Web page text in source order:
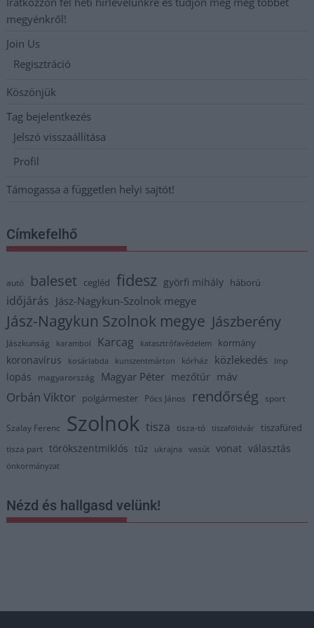
megyénkről!
Join Us
Regisztráció
Köszönjük
Tag bejelentkezés
Jelszó visszaállítása
Profil
Támogassa a független helyi sajtót!
Címkefelhő
autó baleset cegléd fidesz györfi mihály háború
időjárás Jász-Nagykun-Szolnok megye
Jász-Nagykun Szolnok megye Jászberény
Jászkunság karambol Karcag katasztrófavédelem kormány
koronavírus kosárlabda kunszentmárton kórház közlekedés lmp
lopás magyarország Magyar Péter mezőtúr máv
Orbán Viktor polgármester Pócs János rendőrség sport
Szalay Ferenc Szolnok tisza tisza-tó tiszaföldvár tiszafüred
tisza part törökszentmiklós tűz ukrajna vasút vonat választás
önkormányzat
Nézd és hallgasd velünk!